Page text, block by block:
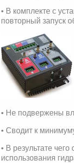
• В комплекте с
повторный запуск
• Не подвержены
• Сводит к
• В результате
использования